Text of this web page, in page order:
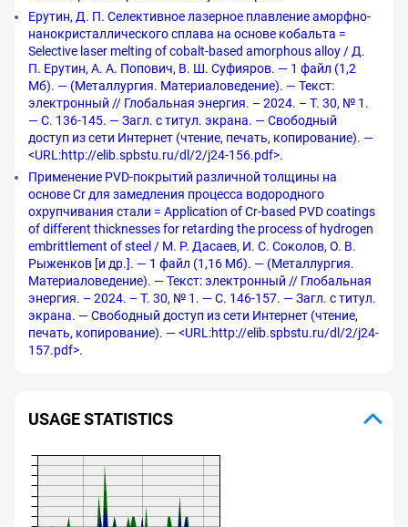
Ерутин, Д. П. Селективное лазерное плавление аморфно-
нанокристаллического сплава на основе кобальта =
Selective laser melting of cobalt-based amorphous alloy / Д.
П. Ерутин, А. А. Попович, В. Ш. Суфияров. — 1 файл (1,2
Мб). — (Металлургия. Материаловедение). — Текст:
электронный // Глобальная энергия. – 2024. – Т. 30, № 1.
— С. 136-145. — Загл. с титул. экрана. — Свободный
доступ из сети Интернет (чтение, печать, копирование). —
<URL:http://elib.spbstu.ru/dl/2/j24-156.pdf>.
Применение PVD-покрытий различной толщины на
основе Cr для замедления процесса водородного
охрупчивания стали = Application of Cr-based PVD coatings
of different thicknesses for retarding the process of hydrogen
embrittlement of steel / М. Р. Дасаев, И. С. Соколов, О. В.
Рыженков [и др.]. — 1 файл (1,16 Мб). — (Металлургия.
Материаловедение). — Текст: электронный // Глобальная
энергия. – 2024. – Т. 30, № 1. — С. 146-157. — Загл. с титул.
экрана. — Свободный доступ из сети Интернет (чтение,
печать, копирование). — <URL:http://elib.spbstu.ru/dl/2/j24-
157.pdf>.
USAGE STATISTICS